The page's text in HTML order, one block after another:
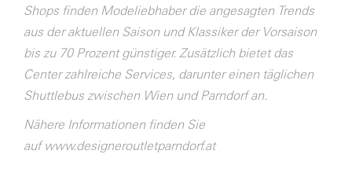
Shops finden Modeliebhaber die angesagten Trends
aus der aktuellen Saison und Klassiker der Vorsaison
bis zu 70 Prozent günstiger. Zusätzlich bietet das
Center zahlreiche Services, darunter einen täglichen
Shuttlebus zwischen Wien und Parndorf an.
Nähere Informationen finden Sie
aufwww.designeroutletparndorf.at